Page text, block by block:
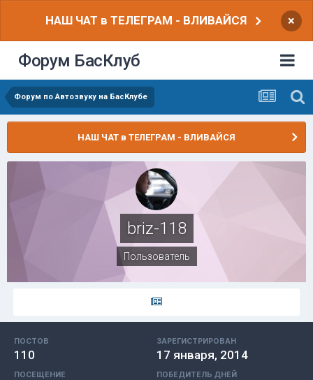
НАШ ЧАТ в ТЕЛЕГРАМ - ВЛИВАЙСЯ ×
Форум БасКлуб
Форум по Автозвуку на БасКлубе
НАШ ЧАТ в ТЕЛЕГРАМ - ВЛИВАЙСЯ
briz-118
Пользователь
ПОСТОВ
110
ЗАРЕГИСТРИРОВАН
17 января, 2014
ПОСЕЩЕНИЕ ПОБЕДИТЕЛЬ ДНЕЙ